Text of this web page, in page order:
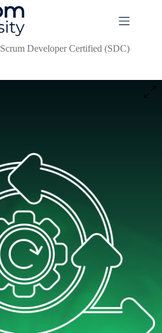
Scrum Developer Certified (SDC)